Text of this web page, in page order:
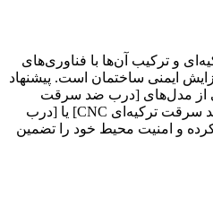
و ترکیب آن‌ها با فناوری‌های
ایمنی ساختمان است. پیشنهاد
از مدل‌های [درب ضد سرقت
ترکیه‌ای سوپر لوکس]، [درب ضد سرقت ترکیه‌ای CNC] یا [درب
و امنیت محیط خود را تضمین